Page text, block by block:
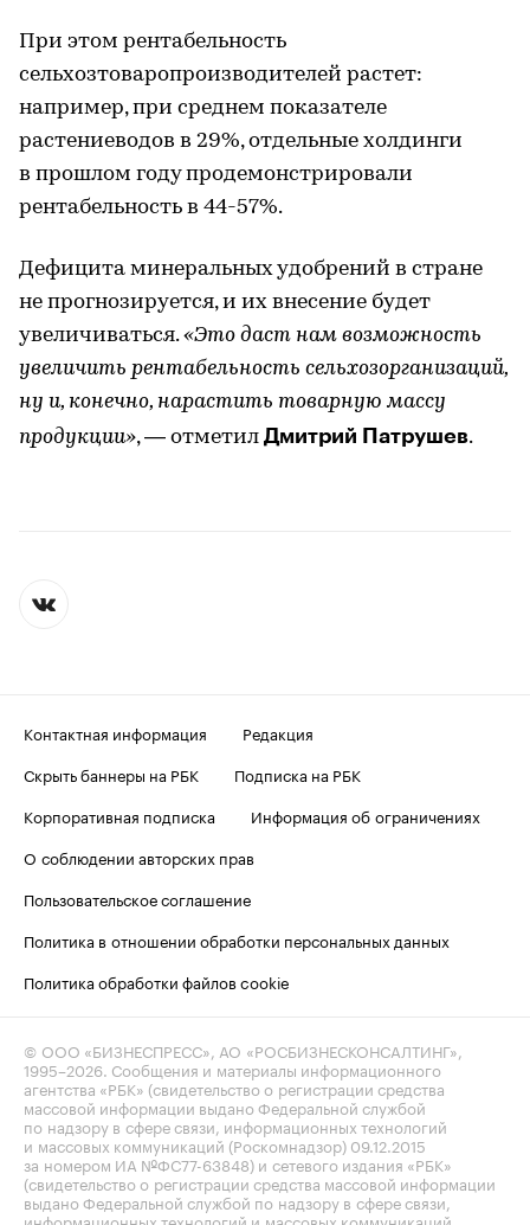
При этом рентабельность
сельхозтоваропроизводителей растет:
например, при среднем показателе
растениеводов в 29%, отдельные холдинги
в прошлом году продемонстрировали
рентабельность в 44-57%.
Дефицита минеральных удобрений в стране
не прогнозируется, и их внесение будет
увеличиваться.«Это даст нам возможность
увеличить рентабельность сельхозорганизаций,
ну и, конечно, нарастить товарную массу
продукции», — отметил Дмитрий Патрушев.
Контактная информация
Редакция
Скрыть баннеры на РБК
Подписка на РБК
Корпоративная подписка
Информация об ограничениях
О соблюдении авторских прав
Пользовательское соглашение
Политика в отношении обработки персональных данных
Политика обработки файлов cookie
© ООО «БИЗНЕСПРЕСС», АО «РОСБИЗНЕСКОНСАЛТИНГ»,
1995–2026. Сообщения и материалы информационного
агентства «РБК» (свидетельство о регистрации средства
массовой информации выдано Федеральной службой
по надзору в сфере связи, информационных технологий
и массовых коммуникаций (Роскомнадзор) 09.12.2015
за номером ИА №ФС77-63848) и сетевого издания «РБК»
(свидетельство о регистрации средства массовой информации
выдано Федеральной службой по надзору в сфере связи,
информационных технологий и массовых коммуникаций